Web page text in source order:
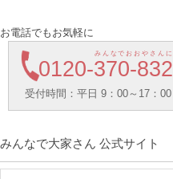
お電話でもお気軽に
0120-370-832
みんなでおおやさんに
受付時間：平日 9：00～17：00
みんなで大家さん 公式サイト